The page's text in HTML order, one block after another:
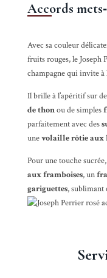
Accords
Avec sa couleur
fruits rouges, le Joseph
champagne qui invite
Il brille à l’apéritif sur
de thonou de simples
parfaitement avec des
unevolaille rôtie aux
Pour une touche
aux framboises, un
gariguettes, sublimant